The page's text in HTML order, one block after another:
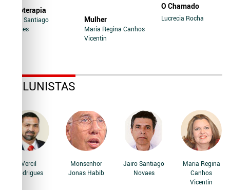
Soroterapia
Jairo Santiago
Novaes
Mulher
Maria Regina Canhos
Vicentin
O Chamado
Lucrecia Rocha
COLUNISTAS
Vercil
Rodrigues
Monsenhor
Jonas Habib
Jairo Santiago
Novaes
Maria Regina
Canhos
Vicentin